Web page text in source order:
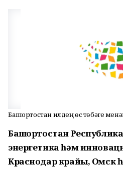
Башҡортостан илдең өс төбәге
Башҡортостан
энергетика һәм
Краснодар крайы, Омск